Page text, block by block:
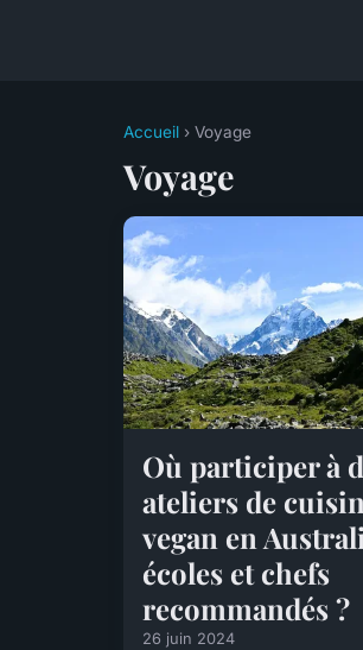
Accueil › Voyage
Voyage
Où participer à
ateliers de
vegan en
écoles et chefs
recommandés ?
26 juin 2024